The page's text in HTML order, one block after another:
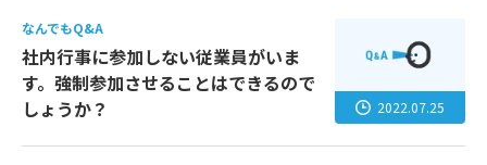
なんでもQ&A
社内行事に参加しない従業員がいま
す。強制参加させることはできるので
しょうか？
2022.07.25